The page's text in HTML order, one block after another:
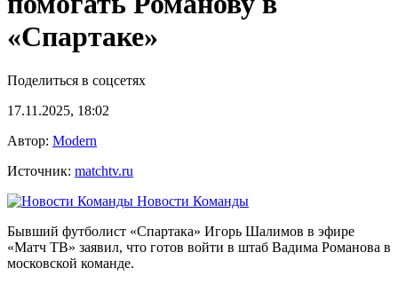
«Спартаке»
Поделиться в соцсетях
17.11.2025, 18:02
Автор: Modern
Источник: matchtv.ru
Новости Команды
Бывший футболист «Спартака» Игорь Шалимов в эфире
«Матч ТВ» заявил, что готов войти в штаб Вадима Романова в
московской команде.